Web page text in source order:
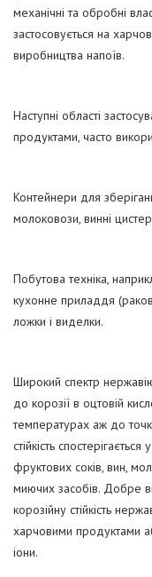
механічні та обробні
застосовується на
виробництва напоїв.
Наступні області
продуктами, часто
Контейнери для
молоковози, винні
Побутова техніка,
кухонне приладдя
ложки і виделки.
Широкий спектр
до корозії в оцтовій
температурах аж до
стійкість
фруктових соків, вин,
миючих засобів. Добре
корозійну стійкість
харчовими продуктами
іони.